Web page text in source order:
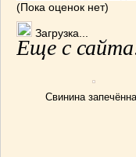
(Пока оценок нет)
Загрузка...
Еще с
Свинина